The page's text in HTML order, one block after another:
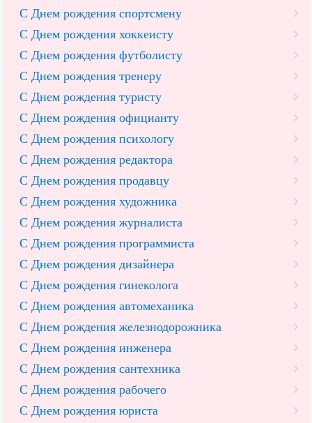
С Днем рождения спортсмену
С Днем рождения хоккеисту
С Днем рождения футболисту
С Днем рождения тренеру
С Днем рождения туристу
С Днем рождения официанту
С Днем рождения психологу
С Днем рождения редактора
С Днем рождения продавцу
С Днем рождения художника
С Днем рождения журналиста
С Днем рождения программиста
С Днем рождения дизайнера
С Днем рождения гинеколога
С Днем рождения автомеханика
С Днем рождения железнодорожника
С Днем рождения инженера
С Днем рождения сантехника
С Днем рождения рабочего
С Днем рождения юриста